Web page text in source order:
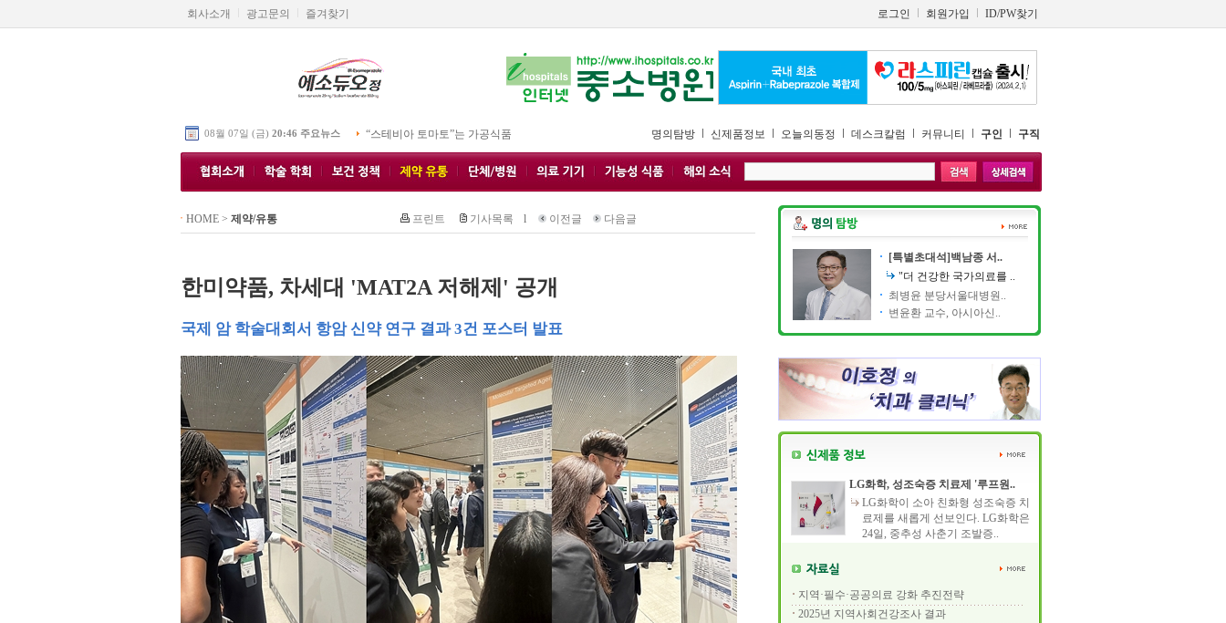
회사소개 광고문의 즐겨찾기 로그인 회원가입 ID/PW찾기
08월 07일 (금) 20:46 주요뉴스 “스테비아 토마토”는 가공식품 명의탐방 신제품정보 오늘의동정 데스크칼럼 커뮤니티 구인 구직
HOME> 제약/유통 프린트 기사목록 l 이전글 다음글
한미약품, 차세대 'MAT2A 저해제' 공개
국제 암 학술대회서 항암 신약 연구 결과 3건 포스터 발표
[특별초대석]백남종 서..
"더 건강한 국가의료를 ..
최병윤 분당서울대병원..
변윤환 교수, 아시아신..
LG화학, 성조숙증 치료제 '루프원..
LG화학이 소아 친화형 성조숙증 치
료제를 새롭게 선보인다. LG화학은
24일, 중추성 사춘기 조발증..
지역·필수·공공의료 강화 추진전략
2025년 지역사회건강조사 결과